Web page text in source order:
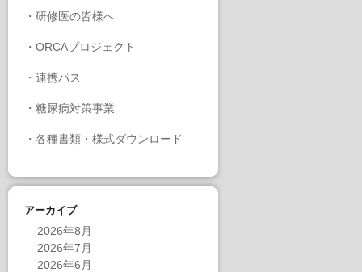
・ 研修医の皆様へ
・ ORCAプロジェクト
・ 連携パス
・ 糖尿病対策事業
・ 各種書類・様式ダウンロード
アーカイブ
2026年8月
2026年7月
2026年6月